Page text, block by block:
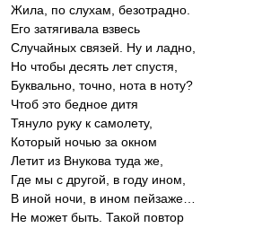
Жила, по слухам, безотрадно.
Его затягивала взвесь
Случайных связей. Ну и ладно,
Но чтобы десять лет спустя,
Буквально, точно, нота в ноту?
Чтоб это бедное дитя
Тянуло руку к самолету,
Который ночью за окном
Летит из Внукова туда же,
Где мы с другой, в году ином,
В иной ночи, в ином пейзаже…
Не может быть. Такой повтор